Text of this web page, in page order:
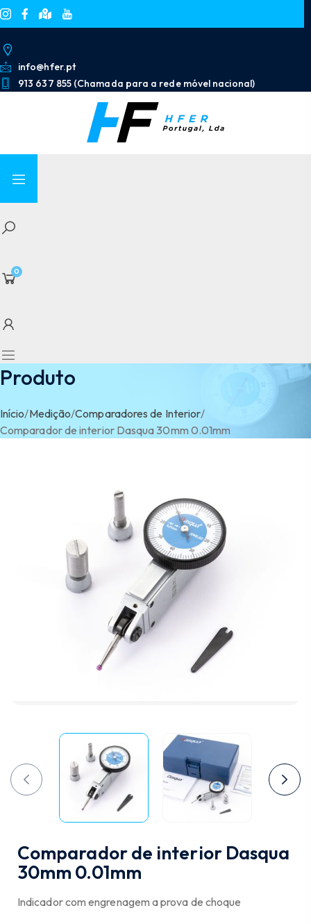
info@hfer.pt
913 637 855 (Chamada para a rede móvel nacional)
0
Produto
Início/Medição/Comparadores de Interior/
Comparador de interior Dasqua 30mm 0.01mm
Comparador de interior Dasqua
30mm 0.01mm
Indicador com engrenagem a prova de choque